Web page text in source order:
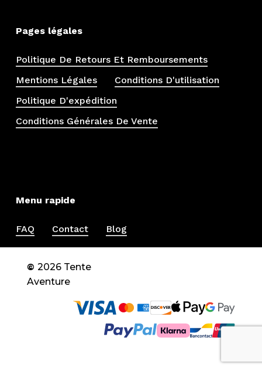
Pages légales
Politique De Retours Et Remboursements
Mentions Légales
Conditions D'utilisation
Politique D'expédition
Conditions Générales De Vente
Menu rapide
FAQ Contact Blog
©2026 Tente
Aventure